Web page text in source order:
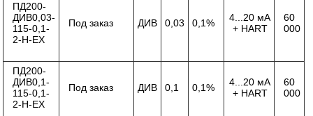
ПД200-
ДИВ0,03-
115-0,1-
2-Н-ЕХ
Под заказ ДИВ 0,03 0,1%
4...20 мА
+ HART
60
000
ПД200-
ДИВ0,1-
115-0,1-
2-Н-ЕХ
Под заказ ДИВ 0,1 0,1%
4...20 мА
+ HART
60
000